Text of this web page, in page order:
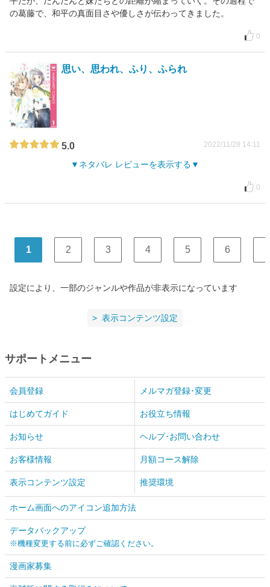
の葛藤で、和平の真面目さや優しさが伝わってきました。
0
思い、思われ、ふり、ふられ
5.0 2022/11/28 14:11
ネタバレ レビューを表示する
0
1 2 3 4 5 6 7
設定により、一部のジャンルや作品が非表示になっています
表示コンテンツ設定
サポートメニュー
会員登録 メルマガ登録･変更
はじめてガイド お役立ち情報
お知らせ ヘルプ･お問い合わせ
お客様情報 月額コース解除
表示コンテンツ設定 推奨環境
ホーム画面へのアイコン追加方法
データバックアップ
※機種変更する前に必ずご確認ください。
漫画家募集